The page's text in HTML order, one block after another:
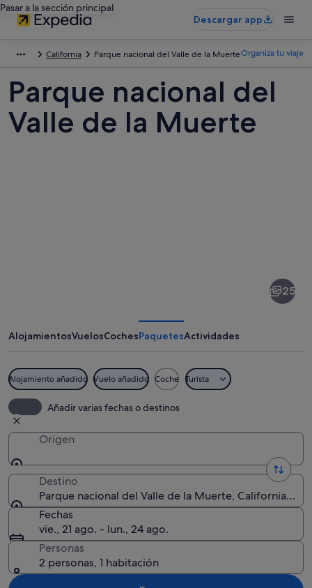
Pasar a la sección principal
Descargar app
California Parque nacional del Valle de la MuerteOrganiza tu viaje
Parque nacional del
Valle de la Muerte
Valle
la
Muerte
25
AlojamientosVuelosCochesPaquetesActividades
Alojamiento añadido Vuelo añadido Coche Turista
Añadir varias fechas o destinos
Origen
Destino
Parque nacional del Valle de la Muerte, California,
Fechas
vie., 21 ago. - lun., 24 ago.
Personas
2 personas, 1 habitación